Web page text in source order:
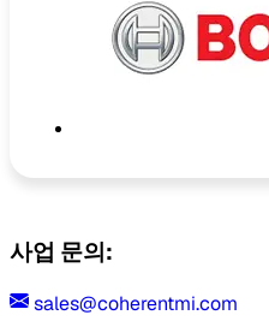
사업 문의:
sales@coherentmi.com